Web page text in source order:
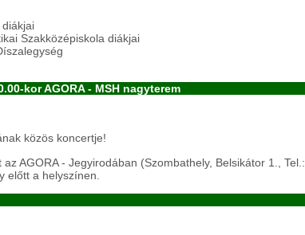
Szakközépiskola diákjai
kor AGORA - MSH nagyterem
közös koncertje!
AGORA - Jegyirodában (Szombathely, Belsikátor 1., Tel.:
előtt a helyszínen.